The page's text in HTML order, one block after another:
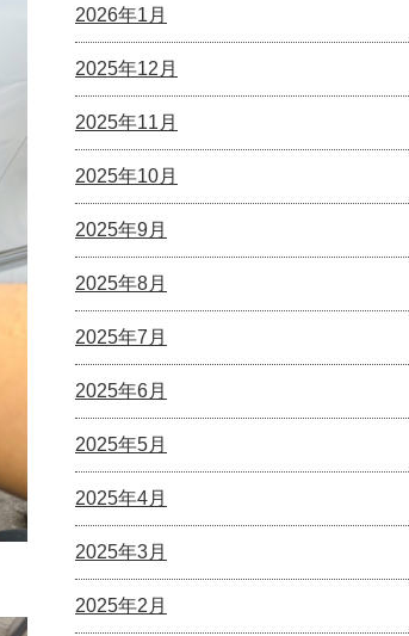
2026年1月
2025年12月
2025年11月
2025年10月
2025年9月
2025年8月
2025年7月
2025年6月
2025年5月
2025年4月
2025年3月
2025年2月